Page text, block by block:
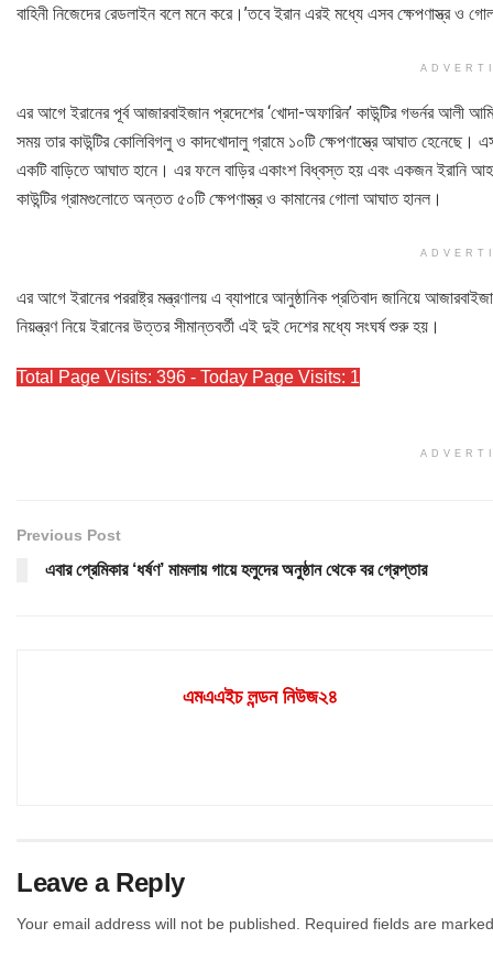
বাহিনী নিজেদের রেডলাইন বলে মনে করে।’তবে ইরান এরই মধ্যে এসব ক্ষেপণাস্ত্র ও
এর আগে ইরানের পূর্ব আজারবাইজান প্রদেশের ‘খোদা-অফারিন’ কাউন্টির গভর্নর আলী
সময় তার কাউন্টির কোলিবিগলু ও কাদখোদালু গ্রামে ১০টি ক্ষেপণাস্ত্রে আঘাত হেনেছে।
একটি বাড়িতে আঘাত হানে। এর ফলে বাড়ির একাংশ বিধ্বস্ত হয় এবং একজন ইরানি
কাউন্টির গ্রামগুলোতে অন্তত ৫০টি ক্ষেপণাস্ত্র ও কামানের গোলা আঘাত হানল।
এর আগে ইরানের পররাষ্ট্র মন্ত্রণালয় এ ব্যাপারে আনুষ্ঠানিক প্রতিবাদ জানিয়ে
নিয়ন্ত্রণ নিয়ে ইরানের উত্তর সীমান্তবর্তী এই দুই দেশের মধ্যে সংঘর্ষ শুরু হয়।
Total Page Visits: 396 - Today Page Visits: 1
Previous Post
এবার প্রেমিকার ‘ধর্ষণ’ মামলায় গায়ে হলুদের অনুষ্ঠান থেকে বর গ্রেপ্তার
এমএএইচ লন্ডন নিউজ২৪
Leave a Reply
Your email address will not be published. Required fields are